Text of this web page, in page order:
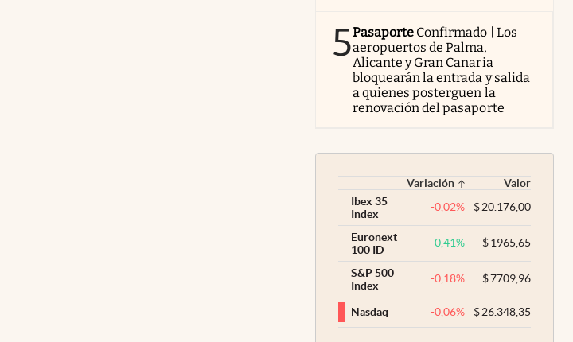
5Pasaporte Confirmado | Los
aeropuertos de Palma,
Alicante y Gran Canaria
bloquearán la entrada y salida
a quienes posterguen la
renovación del pasaporte
Variación
Valor
Ibex 35
Index
-0,02% $20.176,00
Euronext
100 ID
0,41% $1965,65
S&P 500
Index
-0,18% $7709,96
Nasdaq -0,06% $26.348,35